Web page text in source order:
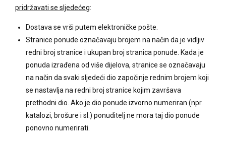
pridržavati se sljedećeg:
Dostava se vrši putem elektroničke pošte.
Stranice ponude označavaju brojem na način da je vidljiv
redni broj stranice i ukupan broj stranica ponude. Kada je
ponuda izrađena od više dijelova, stranice se označavaju
na način da svaki sljedeći dio započinje rednim brojem koji
se nastavlja na redni broj stranice kojim završava
prethodni dio. Ako je dio ponude izvorno numeriran (npr.
katalozi, brošure i sl.) ponuditelj ne mora taj dio ponude
ponovno numerirati.